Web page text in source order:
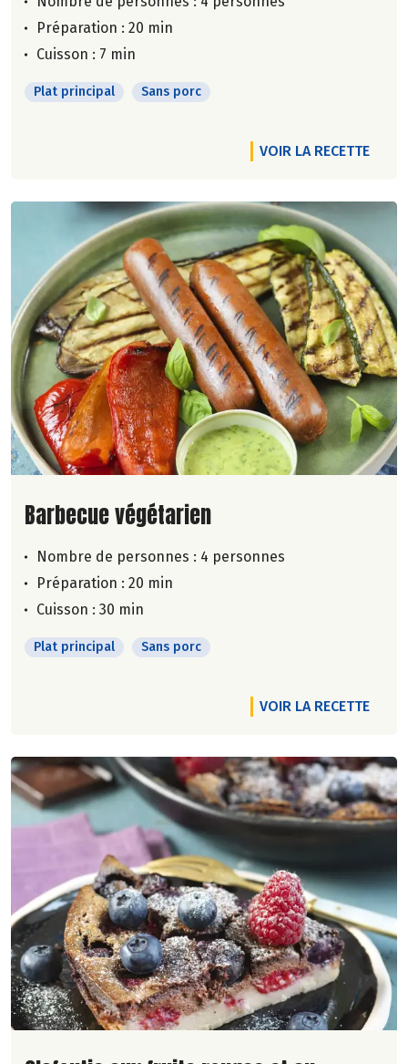
Préparation : 20 min
Cuisson : 7 min
Plat principal Sans porc
VOIR LA RECETTE
Lire la suite de la recette
Barbecue végétarien
Nombre de personnes : 4 personnes
Préparation : 20 min
Cuisson : 30 min
Plat principal Sans porc
VOIR LA RECETTE